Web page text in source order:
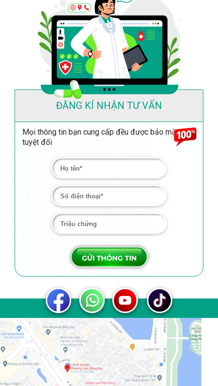
ĐĂNG KÍ NHẬN TƯ VẤN
Mọi thông tin bạn cung cấp đều được bảo mật
tuyệt đối